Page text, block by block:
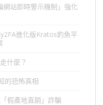
網站即時警示機制」強化
進化版Kratos釣魚平
什麼？
的恐怖真相
假產地直銷」詐騙